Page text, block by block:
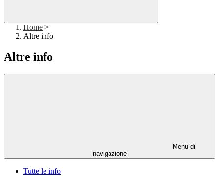
Home >
Altre info
Altre info
Menu di
navigazione
Tutte le info